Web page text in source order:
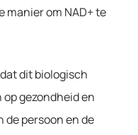
om NAD+ te
dit biologisch
gezondheid en
persoon en de